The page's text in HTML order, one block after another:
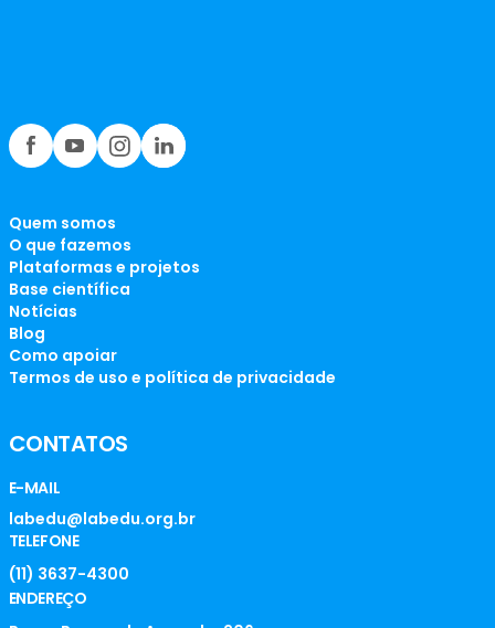
Quem somos
O que fazemos
Plataformas e projetos
Base científica
Notícias
Blog
Como apoiar
Termos de uso e política de privacidade
CONTATOS
E-MAIL
labedu@labedu.org.br
TELEFONE
(11) 3637-4300
ENDEREÇO